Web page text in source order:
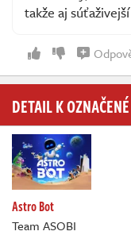
takže aj
DETAIL K
Astro Bot
Team ASOBI